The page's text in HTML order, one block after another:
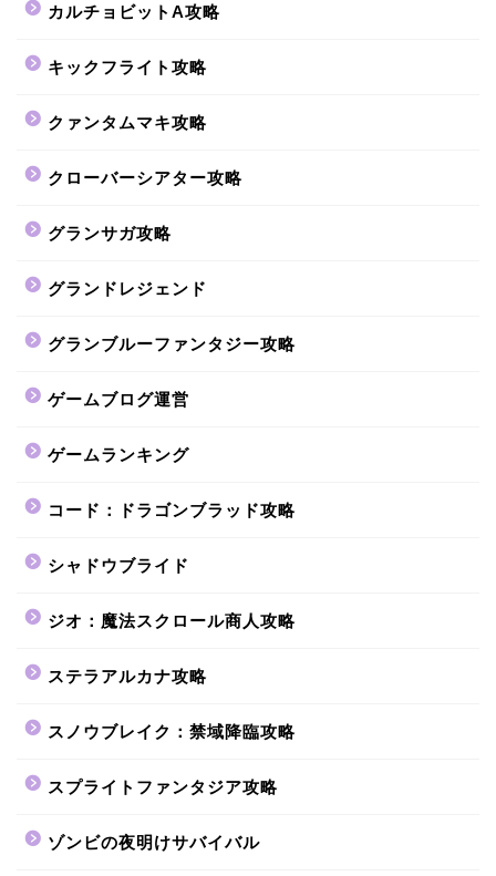
カルチョビットA攻略
キックフライト攻略
クァンタムマキ攻略
クローバーシアター攻略
グランサガ攻略
グランドレジェンド
グランブルーファンタジー攻略
ゲームブログ運営
ゲームランキング
コード：ドラゴンブラッド攻略
シャドウブライド
ジオ：魔法スクロール商人攻略
ステラアルカナ攻略
スノウブレイク：禁域降臨攻略
スプライトファンタジア攻略
ゾンビの夜明けサバイバル